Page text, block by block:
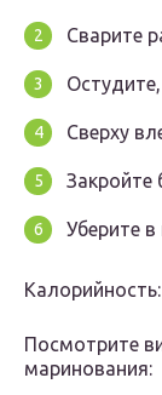
Сварите
Сверху
Закройте
Уберите
Посмотрите
маринования: